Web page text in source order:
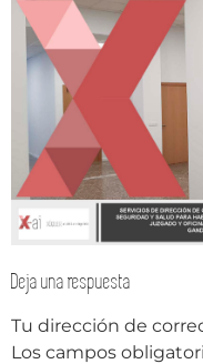
Deja una respuesta
Tu dirección de
Los campos